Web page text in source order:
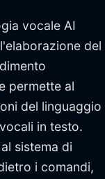
vocale AI
del
permette al
del linguaggio
in testo.
sistema di
i comandi,